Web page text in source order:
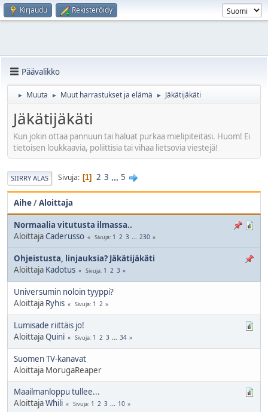
Kirjaudu Rekisteröidy
Päävalikko
► Muuta ► Muut harrastukset ja elämä ► Jäkätijäkäti
Jäkätijäkäti
Kun jokin ottaa pannuun tai haluat purkaa mielipiteitäsi. Huom! Ei
tietoisen loukkaavia, poliittisia tai vihaa lietsovia viestejä!
SIIRRY ALAS Sivuja 1 2 3 ... 5
Aihe/Aloittaja
Normaalia vitutusta ilmassa..
Aloittaja Caderusso Sivuja 1 2 3 ... 230
Ohjeistusta, linjauksia? Jäkätijäkäti
Aloittaja Kadotus Sivuja 1 2 3
Universumin noloin tyyppi?
Aloittaja Ryhis Sivuja 1 2
Lumisade riittäis jo!
AloittajaQuini Sivuja 1 2 3 ... 34
Suomen TV-kanavat
Aloittaja MorugaReaper
Maailmanloppu tullee...
AloittajaWhili Sivuja 1 2 3 ... 10